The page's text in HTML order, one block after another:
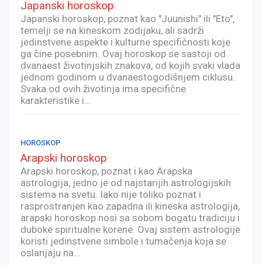
Japanski horoskop
Japanski horoskop, poznat kao "Juunishi" ili "Eto",
temelji se na kineskom zodijaku, ali sadrži
jedinstvene aspekte i kulturne specifičnosti koje
ga čine posebnim. Ovaj horoskop se sastoji od
dvanaest životinjskih znakova, od kojih svaki vlada
jednom godinom u dvanaestogodišnjem ciklusu.
Svaka od ovih životinja ima specifične
karakteristike i…
HOROSKOP
Arapski horoskop
Arapski horoskop, poznat i kao Arapska
astrologija, jedno je od najstarijih astrologijskih
sistema na svetu. Iako nije toliko poznat i
rasprostranjen kao zapadna ili kineska astrologija,
arapski horoskop nosi sa sobom bogatu tradiciju i
duboke spiritualne korene. Ovaj sistem astrologije
koristi jedinstvene simbole i tumačenja koja se
oslanjaju na…